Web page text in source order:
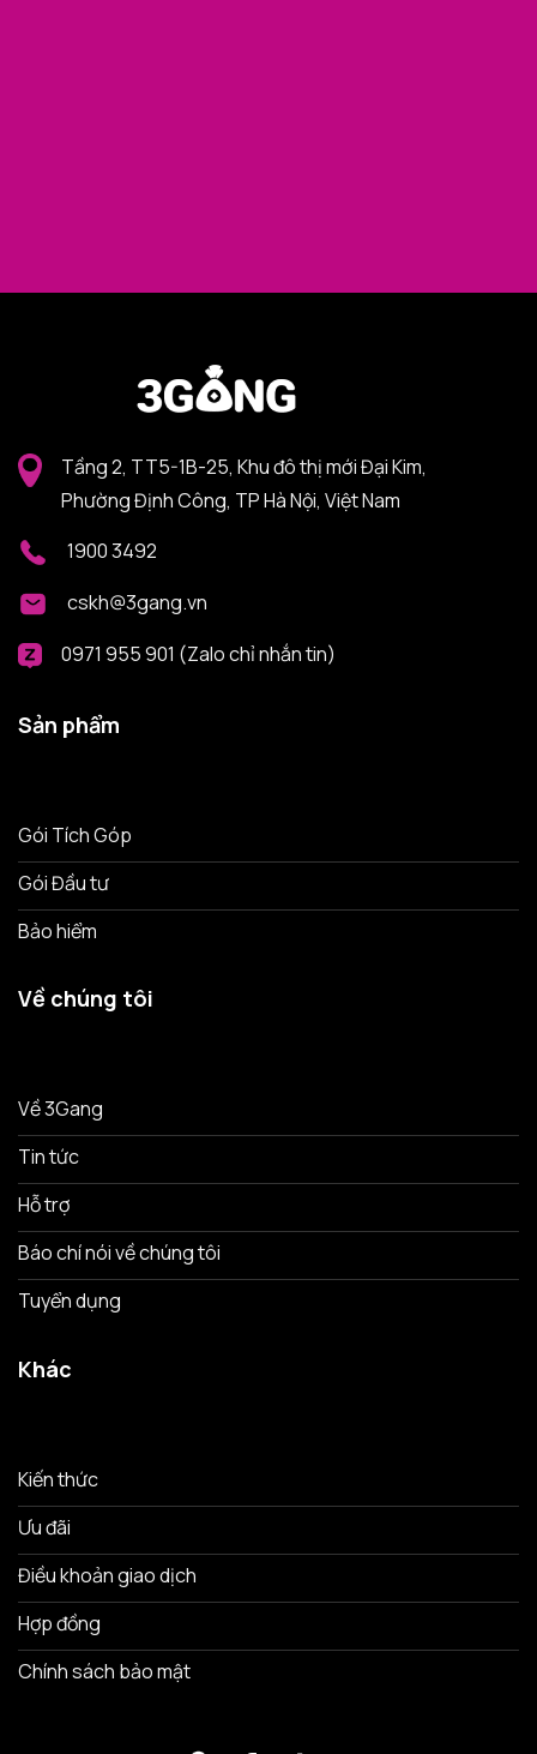
Tầng 2, TT5-1B-25, Khu đô thị mới Đại Kim,
Phường Định Công, TP Hà Nội, Việt Nam
1900 3492
cskh@3gang.vn
0971 955 901 (Zalo chỉ nhắn tin)
Sản phẩm
Gói Tích Góp
Gói Đầu tư
Bảo hiểm
Về chúng tôi
Về 3Gang
Tin tức
Hỗ trợ
Báo chí nói về chúng tôi
Tuyển dụng
Khác
Kiến thức
Ưu đãi
Điều khoản giao dịch
Hợp đồng
Chính sách bảo mật